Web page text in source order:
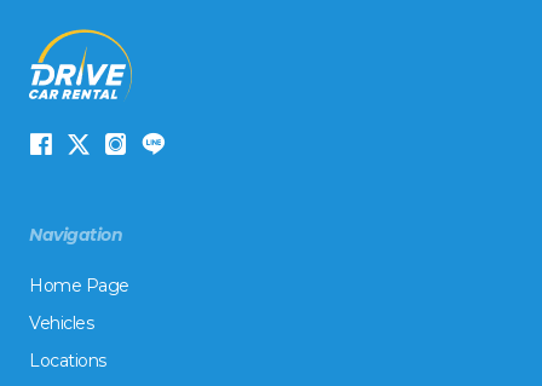
Navigation
Home Page
Vehicles
Locations